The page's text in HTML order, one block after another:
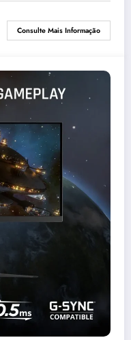
Consulte Mais Informação